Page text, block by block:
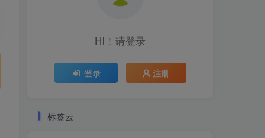
HI！请登录
登录 注册
标签云